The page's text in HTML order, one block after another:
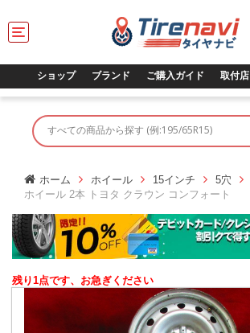
T
o
l
i
o
n
ショップ ブランド ご購入ガイド 取付店
ホーム ホイール 15インチ 5穴
ホイール 2本 トヨタ クラウン コンフォート
残り1点です、お急ぎください